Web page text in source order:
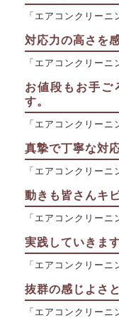
「エアコンクリー
対応力の高さを
「エアコンクリー
お値段もお手ご
す。
「エアコンクリー
真摯で丁寧な対
「エアコンクリー
動きも皆さんキ
「エアコンクリー
実践していきます
「エアコンクリー
抜群の感じよさ
「エアコンクリー